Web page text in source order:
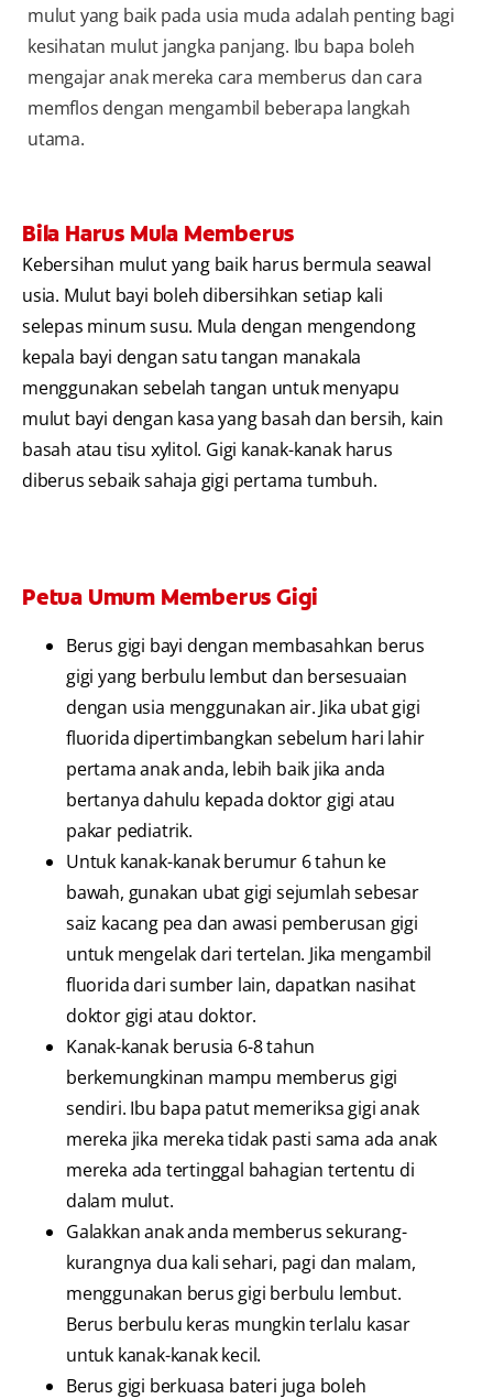
mulut yang baik pada usia muda adalah penting bagi
kesihatan mulut jangka panjang. Ibu bapa boleh
mengajar anak mereka cara memberus dan cara
memflos dengan mengambil beberapa langkah
utama.
Bila Harus Mula Memberus
Kebersihan mulut yang baik harus bermula seawal
usia. Mulut bayi boleh dibersihkan setiap kali
selepas minum susu. Mula dengan mengendong
kepala bayi dengan satu tangan manakala
menggunakan sebelah tangan untuk menyapu
mulut bayi dengan kasa yang basah dan bersih, kain
basah atau tisu xylitol. Gigi kanak-kanak harus
diberus sebaik sahaja gigi pertama tumbuh.
Petua Umum Memberus Gigi
Berus gigi bayi dengan membasahkan berus
gigi yang berbulu lembut dan bersesuaian
dengan usia menggunakan air. Jika ubat gigi
fluorida dipertimbangkan sebelum hari lahir
pertama anak anda, lebih baik jika anda
bertanya dahulu kepada doktor gigi atau
pakar pediatrik.
Untuk kanak-kanak berumur 6 tahun ke
bawah, gunakan ubat gigi sejumlah sebesar
saiz kacang pea dan awasi pemberusan gigi
untuk mengelak dari tertelan. Jika mengambil
fluorida dari sumber lain, dapatkan nasihat
doktor gigi atau doktor.
Kanak-kanak berusia 6-8 tahun
berkemungkinan mampu memberus gigi
sendiri. Ibu bapa patut memeriksa gigi anak
mereka jika mereka tidak pasti sama ada anak
mereka ada tertinggal bahagian tertentu di
dalam mulut.
Galakkan anak anda memberus sekurang-
kurangnya dua kali sehari, pagi dan malam,
menggunakan berus gigi berbulu lembut.
Berus berbulu keras mungkin terlalu kasar
untuk kanak-kanak kecil.
Berus gigi berkuasa bateri juga boleh